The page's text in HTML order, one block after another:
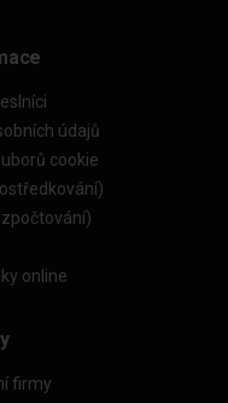
údajů
cookie
online
firmy